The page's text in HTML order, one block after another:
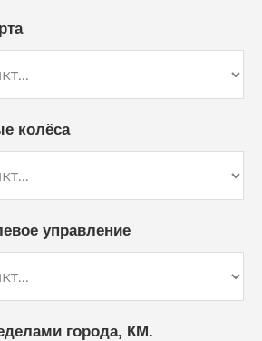
колёса
управление
города, КМ.